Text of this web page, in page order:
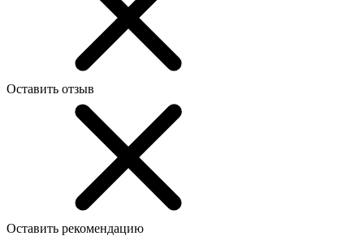
Оставить отзыв
Оставить рекомендацию